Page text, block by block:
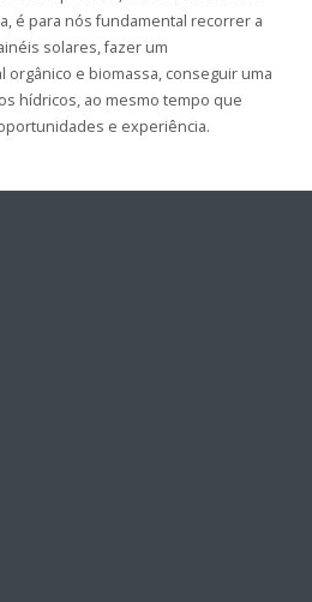
é para nós fundamental recorrer a
solares, fazer um
e biomassa, conseguir uma
hídricos, ao mesmo tempo que
e experiência.